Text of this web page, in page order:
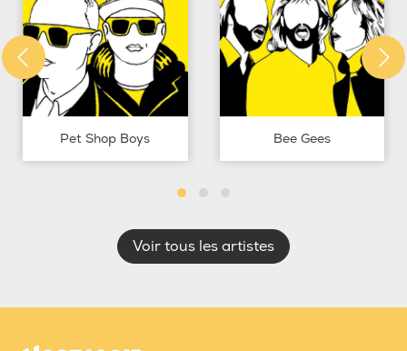
Pet Shop Boys Bee Gees
Voir tous les artistes